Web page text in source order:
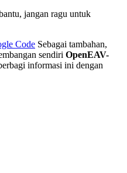
jangan ragu untuk
Code Sebagai tambahan,
sendiri OpenEAV-
informasi ini dengan